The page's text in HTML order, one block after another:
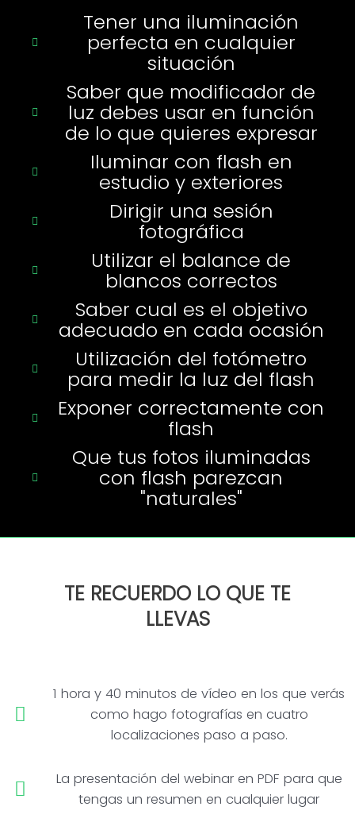
Tener una iluminación
perfecta en cualquier
situación
Saber que modificador de
luz debes usar en función
de lo que quieres expresar
Iluminar con flash en
estudio y exteriores
Dirigir una sesión
fotográfica
Utilizar el balance de
blancos correctos
Saber cual es el objetivo
adecuado en cada ocasión
Utilización del fotómetro
para medir la luz del flash
Exponer correctamente con
flash
Que tus fotos iluminadas
con flash parezcan
"naturales"
TE RECUERDO LO QUE TE
LLEVAS
1 hora y 40 minutos de vídeo en los que verás
como hago fotografías en cuatro
localizaciones paso a paso.
La presentación del webinar en PDF para que
tengas un resumen en cualquier lugar